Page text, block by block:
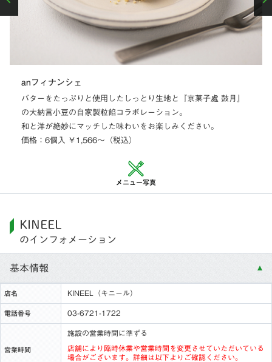
anフィナンシェ
バターをたっぷりと使用したしっとり生地と『京菓子處 鼓月』
の大納言小豆の自家製粒餡コラボレーション。
和と洋が絶妙にマッチした味わいをお楽しみください。
価格：6個入 ￥1,566～（税込）
メニュー写真
KINEEL
のインフォメーション
基本情報
店名 KINEEL（キニール）
電話番号 03-6721-1722
営業時間
施設の営業時間に準ずる
店舗により臨時休業や営業時間を変更させていただいている
場合がございます。詳細は以下よりご確認ください。